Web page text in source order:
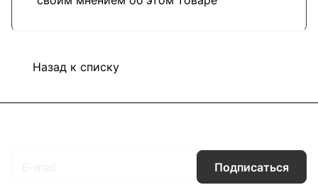
Назад к списку
Подписаться